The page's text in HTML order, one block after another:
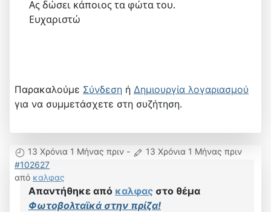
Ας δώσει κάποιος τα φώτα του.
Ευχαριστώ
Παρακαλούμε Σύνδεση ή Δημιουργία λογαριασμού
για να συμμετάσχετε στη συζήτηση.
13 Χρόνια 1 Μήνας πριν -
13 Χρόνια 1 Μήνας πριν
#102627
από καλφας
Απαντήθηκε από καλφας στο θέμα
Φωτοβολταϊκά στην πρίζα!